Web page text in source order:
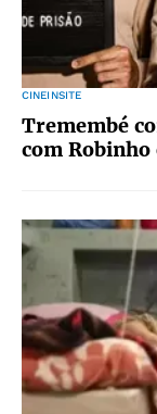
CINEINSITE
Tremembé
com Robinho